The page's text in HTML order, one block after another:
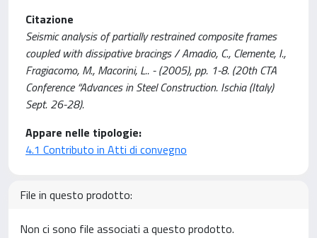
Citazione
Seismic analysis of partially restrained composite frames
coupled with dissipative bracings / Amadio, C., Clemente, I.,
Fragiacomo, M., Macorini, L.. - (2005), pp. 1-8. (20th CTA
Conference “Advances in Steel Construction. Ischia (Italy)
Sept. 26-28).
Appare nelle tipologie:
4.1 Contributo in Atti di convegno
File in questo prodotto:
Non ci sono file associati a questo prodotto.